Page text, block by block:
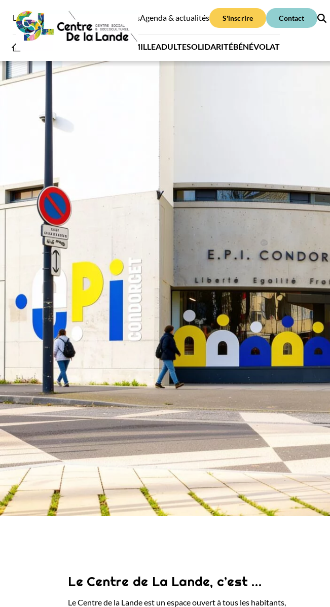
FAMILLEADULTESOLIDARITÉBÉNÉVOLAT
Le Centre de la Lande Infos pratiquesAgenda & actualités S'inscrire Contact
Le Centre de La Lande, c’est …
Le Centre de la Lande est un espace ouvert à tous les habitants,